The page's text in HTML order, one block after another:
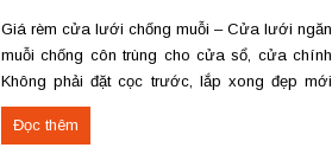
Giá rèm cửa lưới chống muỗi – Cửa lưới ngăn
muỗi chống côn trùng cho cửa sổ, cửa chính
Không phải đặt cọc trước, lắp xong đẹp mới
thanh toán. Miễn phí vận chuyển – lắp đặt tận
nơi, mang mẫu đến đo đạc và tư vấn...
Đọc thêm